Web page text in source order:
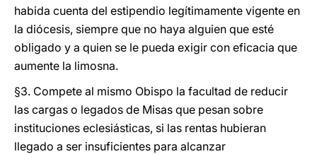
habida cuenta del estipendio legítimamente vigente en
la diócesis, siempre que no haya alguien que esté
obligado y a quien se le pueda exigir con eficacia que
aumente la limosna.
§3. Compete al mismo Obispo la facultad de reducir
las cargas o legados de Misas que pesan sobre
instituciones eclesiásticas, si las rentas hubieran
llegado a ser insuficientes para alcanzar